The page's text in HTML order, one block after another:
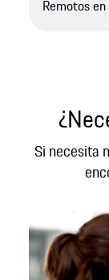
Remotos
Si necesita